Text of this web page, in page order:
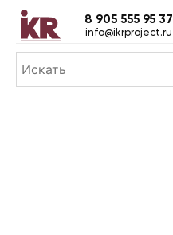
8 905 555 95 37
info@ikrproject.ru